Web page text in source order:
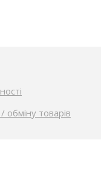
обміну товарів